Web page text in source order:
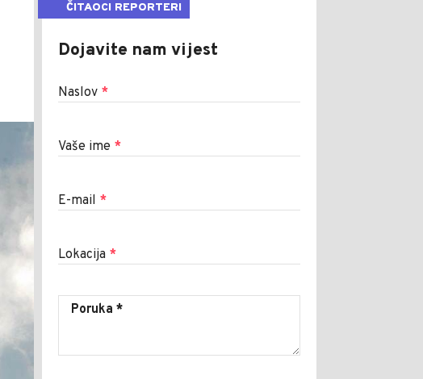
ČITAOCI REPORTERI
Dojavite nam vijest
Naslov *
Vaše ime *
E-mail *
Lokacija *